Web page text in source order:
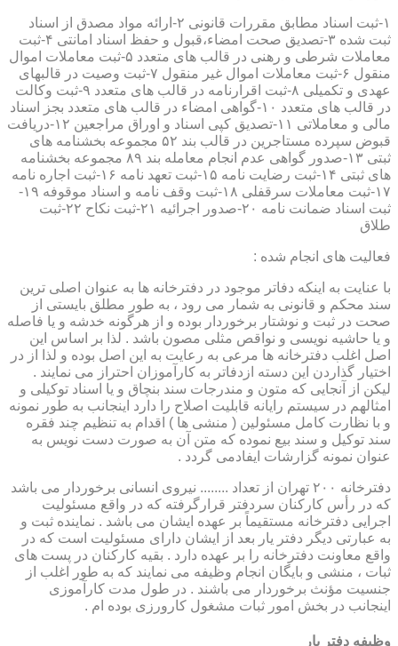
۱-ثبت اسناد مطابق مقررات قانونی ۲-ارائه مواد مصدق از اسناد
ثبت شده ۳-تصدیق صحت امضاء،قبول و حفظ اسناد امانتی ۴-ثبت
معاملات شرطی و رهنی در قالب های متعدد ۵-ثبت معاملات اموال
منقول ۶-ثبت معاملات اموال غیر منقول ۷-ثبت وصیت در قالبهای
عهدی و تکمیلی ۸-ثبت اقرارنامه در قالب های متعدد ۹-ثبت وکالت
در قالب های متعدد ۱۰-گواهی امضاء در قالب های متعدد بجز اسناد
مالی و معاملاتی ۱۱-تصدیق کپی اسناد و اوراق مراجعین ۱۲-دریافت
قبوض سپرده مستاجرین در قالب بند ۵۲ مجموعه بخشنامه های
ثبتی ۱۳-صدور گواهی عدم انجام معامله بند ۸۹ مجموعه بخشنامه
های ثبتی ۱۴-ثبت رضایت نامه ۱۵-ثبت تعهد نامه ۱۶-ثبت اجاره نامه
۱۷-ثبت معاملات سرقفلی ۱۸-ثبت وقف نامه و اسناد موقوفه ۱۹-
ثبت اسناد ضمانت نامه ۲۰-صدور اجرائیه ۲۱-ثبت نکاح ۲۲-ثبت
طلاق
فعالیت های انجام شده :
با عنایت به اینکه دفاتر موجود در دفترخانه ها به عنوان اصلی ترین
سند محکم و قانونی به شمار می رود ، به طور مطلق بایستی از
صحت در ثبت و نوشتار برخوردار بوده و از هرگونه خدشه و یا فاصله
و یا حاشیه نویسی و نواقص مثلی مصون باشد . لذا بر اساس این
اصل اغلب دفترخانه ها مرعی به رعایت به این اصل بوده و لذا از در
اختیار گذاردن این دسته ازدفاتر به کارآموزان احتراز می نمایند .
لیکن از آنجایی که متون و مندرجات سند بنچاق و یا اسناد توکیلی و
امثالهم در سیستم رایانه قابلیت اصلاح را دارد اینجانب به طور نمونه
و با نظارت کامل مسئولین ( منشی ها ) اقدام به تنظیم چند فقره
سند توکیل و سند بیع نموده که متن آن به صورت دست نویس به
عنوان نمونه گزارشات ایفادمی گردد .
دفترخانه ۲۰۰ تهران از تعداد ........ نیروی انسانی برخوردار می باشد
که در رأس کارکنان سردفتر قرارگرفته که در واقع مسئولیت
اجرایی دفترخانه مستقیماً بر عهده ایشان می باشد . نماینده ثبت و
به عبارتی دیگر دفتر یار بعد از ایشان دارای مسئولیت است که در
واقع معاونت دفترخانه را بر عهده دارد . بقیه کارکنان در پست های
ثبات ، منشی و بایگان انجام وظیفه می نمایند که به طور اغلب از
جنسیت مؤنث برخوردار می باشند . در طول مدت کارآموزی
اینجانب در بخش امور ثبات مشغول کارورزی بوده ام .
وظیفه دفتر یار